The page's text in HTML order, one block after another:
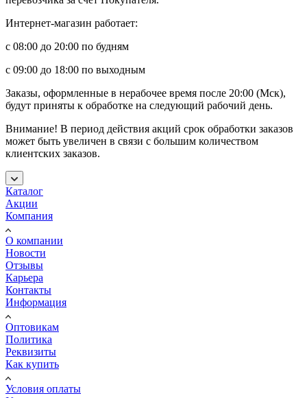
Интернет-магазин работает:
с 08:00 до 20:00 по будням
с 09:00 до 18:00 по выходным
Заказы, оформленные в нерабочее время после 20:00 (Мск),
будут приняты к обработке на следующий рабочий день.
Внимание! В период действия акций срок обработки заказов
может быть увеличен в связи с большим количеством
клиентских заказов.
Каталог
Акции
Компания
О компании
Новости
Отзывы
Карьера
Контакты
Информация
Оптовикам
Политика
Реквизиты
Как купить
Условия оплаты